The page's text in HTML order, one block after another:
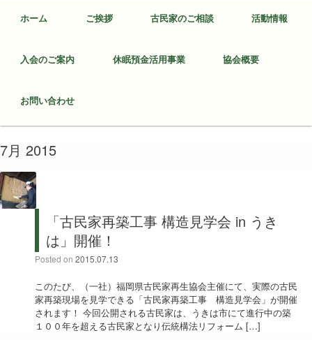
ホーム ご挨拶 古民家のご相談 活動情報
入会のご案内 休眠預金活用事業 協会概要
お問い合わせ
7月 2015
「古民家再築工事 構造見学会 in うき
は」開催！
Posted on 2015.07.13
このたび、（一社）福岡県古民家再生協会主催にて、実際の古民
家再築現場を見学できる「古民家再築工事 構造見学会」が開催
されます！ 今回公開される古民家は、うきは市にて進行中の築
１００年を超える古民家となり伝統構法リフォーム […]